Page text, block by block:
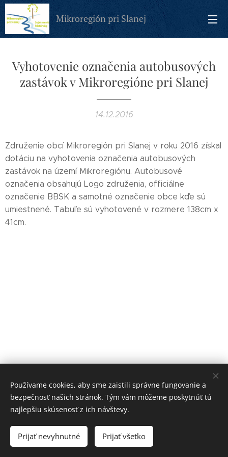
Mikroregión pri Slanej
Vyhotovenie označenia autobusových
zastávok v Mikroregióne pri Slanej
14.12.2016
Združenie obcí Mikroregión pri Slanej v roku 2016 získal
dotáciu na vyhotovenia označenia autobusových
zastávok na území Mikroregiónu. Autobusové
označenia obsahujú Logo združenia, officiálne
označenie BBSK a samotné označenie obce kďe sú
umiestnené. Tabuľe sú vyhotovené v rozmere 138cm x
41cm.
Vytvorené službouWebnode
Používame cookies, aby sme zaistili správne fungovanie a
bezpečnosť našich stránok. Tým vám môžeme poskytnúť tú
najlepšiu skúsenosť z ich návštevy.
Prijať nevyhnutné Prijať všetko